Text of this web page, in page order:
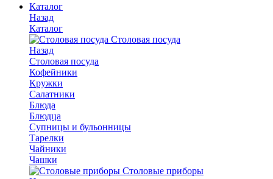
Каталог
Назад
Каталог
Столовая посуда
Назад
Столовая посуда
Кофейники
Кружки
Салатники
Блюда
Блюдца
Супницы и бульонницы
Тарелки
Чайники
Чашки
Cтоловые приборы